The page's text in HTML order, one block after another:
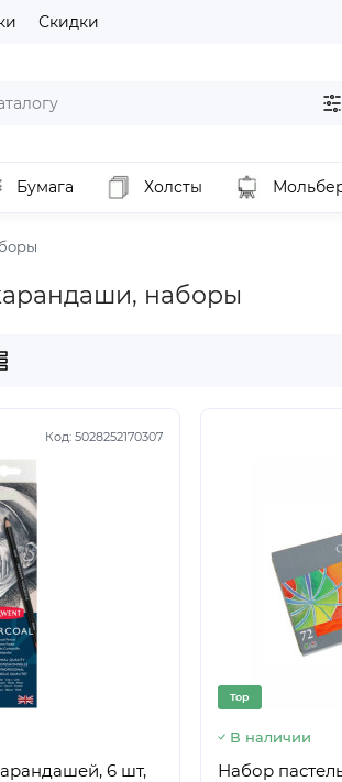
Скидки
Бумага Холсты
наборы
Код: 5028252170307
6 шт,
Top
В наличии
Набор